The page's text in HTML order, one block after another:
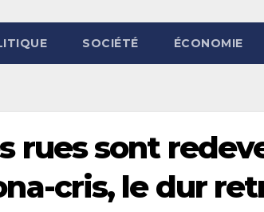
SOCIÉTÉ ÉCONOMIE
rues sont
cris, le dur